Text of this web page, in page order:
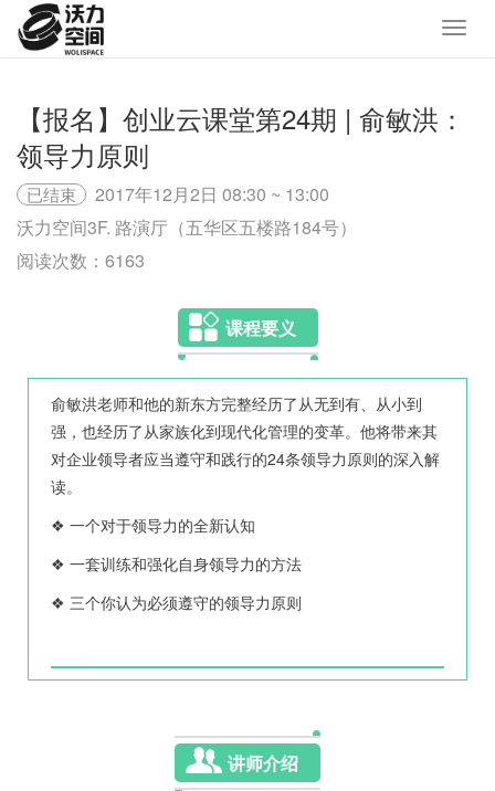
【报名】创业云课堂第24期 | 俞敏洪：
领导力原则
已结束
2017年12月2日 08:30 ~ 13:00
沃力空间3F. 路演厅（五华区五楼路184号）
阅读次数：6163
课程要义
俞敏洪老师和他的新东方完整经历了从无到有、从小到
强，也经历了从家族化到现代化管理的变革。他将带来其
对企业领导者应当遵守和践行的24条领导力原则的深入解
读。
❖ 一个对于领导力的全新认知
❖ 一套训练和强化自身领导力的方法
❖ 三个你认为必须遵守的领导力原则
讲师介绍